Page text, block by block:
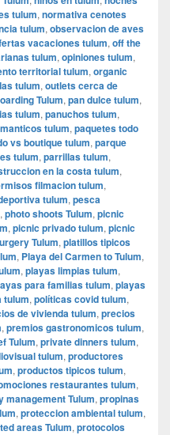
tulum, normativa cenotes
tulum, observacion de aves
vacaciones tulum, off the
tulum, opiniones tulum,
territorial tulum, organic
tulum, outlets cerca de
Tulum, pan dulce tulum,
tulum, panuchos tulum,
tulum, paquetes todo
vs boutique tulum, parque
tulum, parrillas tulum,
en la costa tulum,
filmacion tulum,
tulum, pesca
, photo shoots Tulum, picnic
, picnic privado tulum, picnic
Tulum, platillos tipicos
, Playa del Carmen to Tulum,
, playas limpias tulum,
para familias tulum, playas
tulum, políticas covid tulum,
de vivienda tulum, precios
, premios gastronomicos tulum,
Tulum, private dinners tulum,
tulum, productores
, productos tipicos tulum,
restaurantes tulum,
management Tulum, propinas
, proteccion ambiental tulum,
areas Tulum, protocolos